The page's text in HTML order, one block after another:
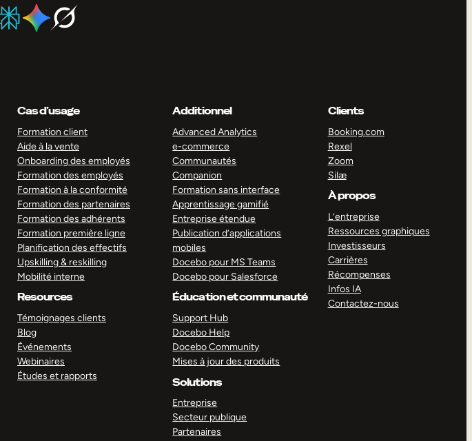
Cas d’usage
Formation client
Aide à la vente
Onboarding des employés
Formation des employés
Formation à la conformité
Formation des partenaires
Formation des adhérents
Formation première ligne
Planification des effectifs
Upskilling & reskilling
Mobilité interne
Resources
Témoignages clients
Blog
Événements
Webinaires
Études et rapports
Additionnel
Advanced Analytics
e-commerce
Communautés
Companion
Formation sans interface
Apprentissage gamifié
Entreprise étendue
Publication d’applications
mobiles
Docebo pour MS Teams
Docebo pour Salesforce
Éducation et communauté
Support Hub
Docebo Help
Docebo Community
Mises à jour des produits
Solutions
Entreprise
Secteur publique
Partenaires
Clients
Booking.com
Rexel
Zoom
Silæ
À propos
L’entreprise
Ressources graphiques
Investisseurs
Carrières
Récompenses
Infos IA
Contactez-nous